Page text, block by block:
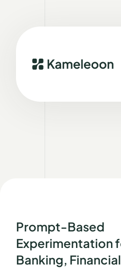
Prompt-Based
Experimentation
Banking,